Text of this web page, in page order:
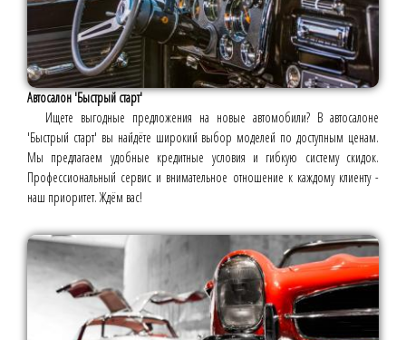
Автосалон 'Быстрый старт'
Ищете выгодные предложения на новые автомобили? В автосалоне
'Быстрый старт' вы найдёте широкий выбор моделей по доступным ценам.
Мы предлагаем удобные кредитные условия и гибкую систему скидок.
Профессиональный сервис и внимательное отношение к каждому клиенту -
наш приоритет. Ждём вас!